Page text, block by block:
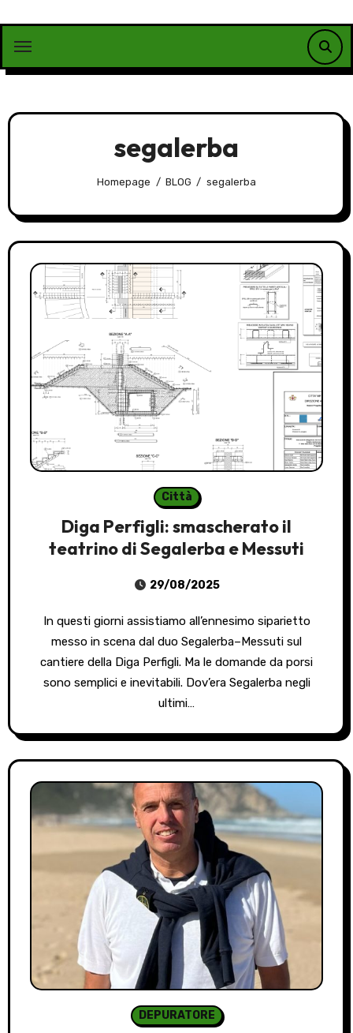
contenuto
segalerba
Homepage BLOG segalerba
Città
Diga Perfigli: smascherato il
teatrino di Segalerba e Messuti
29/08/2025
In questi giorni assistiamo all’ennesimo siparietto
messo in scena dal duo Segalerba–Messuti sul
cantiere della Diga Perfigli. Ma le domande da porsi
sono semplici e inevitabili. Dov’era Segalerba negli
ultimi…
DEPURATORE